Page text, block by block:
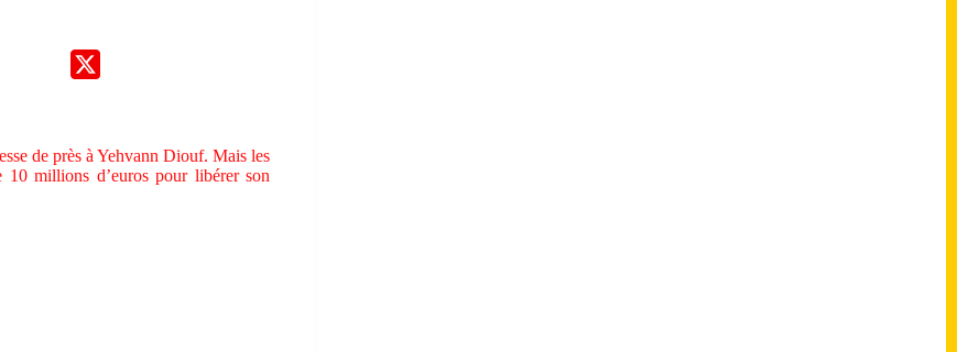
de près à Yehvann Diouf. Mais les
10 millions d’euros pour libérer son